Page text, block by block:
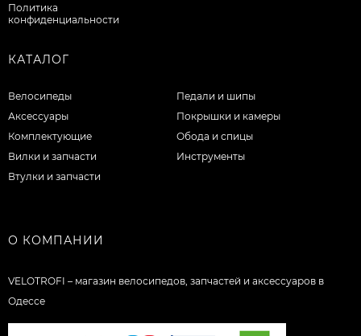
Политика
конфиденциальности
КАТАЛОГ
Велосипеды
Аксессуары
Комплектующие
Вилки и запчасти
Втулки и запчасти
Педали и шипы
Покрышки и камеры
Обода и спицы
Инструменты
О КОМПАНИИ
VELOTROFI – магазин велосипедов, запчастей и аксессуаров в
Одессе